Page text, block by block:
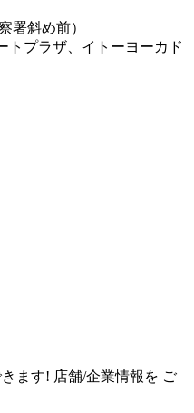
署斜め前）
トプラザ、イトーヨーカド
ます! 店舗/企業情報を ご